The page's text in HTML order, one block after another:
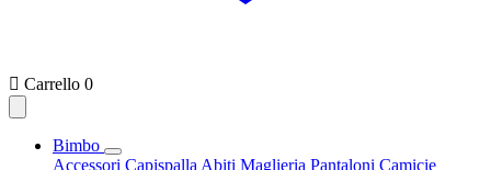
 Carrello 0
Bimbo
Accessori Capispalla Abiti Maglieria Pantaloni Camicie